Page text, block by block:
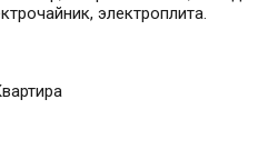
электроплита.